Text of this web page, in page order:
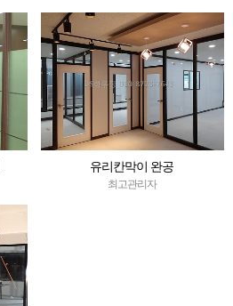
유리칸막이 완공
최고관리자